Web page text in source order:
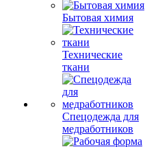
Бытовая химия
Технические
ткани
Спецодежда для
медработников